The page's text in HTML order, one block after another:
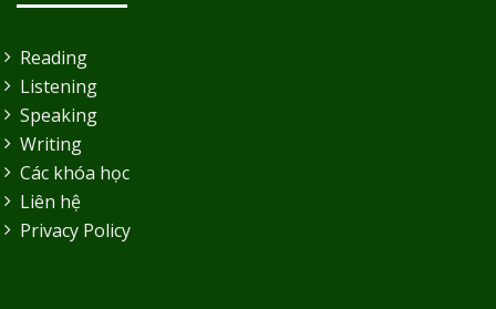
Reading
Listening
Speaking
Writing
Các khóa học
Liên hệ
Privacy Policy